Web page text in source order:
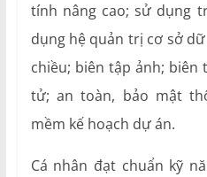
tính nâng cao; sử dụng
dụng hệ quản trị cơ sở
chiều; biên tập ảnh;
tử; an toàn, bảo mật
mềm kế hoạch dự án.
Cá nhân đạt chuẩn kỹ